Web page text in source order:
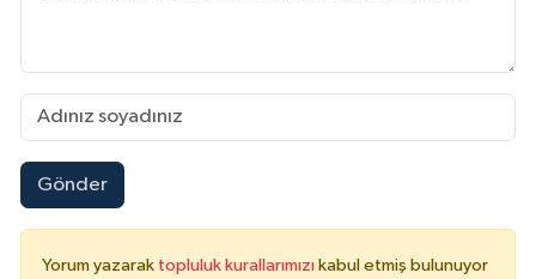
Gönder
Yorum yazarak topluluk kurallarımızı kabul etmiş bulunuyor